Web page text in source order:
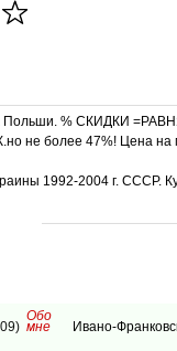
Польши. % СКИДКИ
не более 47%! Цена на
1992-2004 г. СССР.
Обо
мне Ивано-